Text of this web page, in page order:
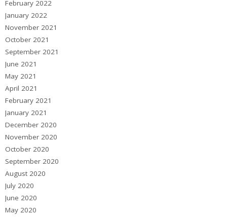
February 2022
January 2022
November 2021
October 2021
September 2021
June 2021
May 2021
April 2021
February 2021
January 2021
December 2020
November 2020
October 2020
September 2020
August 2020
July 2020
June 2020
May 2020